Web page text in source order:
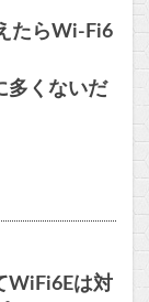
たらWi-Fi6
多くないだ
WiFi6Eは対